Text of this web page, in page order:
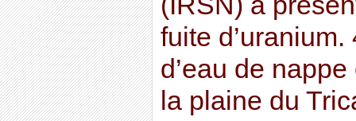
fuite
d’eau de
la plaine du